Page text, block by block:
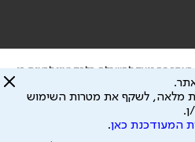
זה נועד להשכלה בלבד ואין לראות בו
לתוכן המתפרסם באתר זה ולכל נזק
להיגרם.
לצורך מתן השרות וכי חלק ממנו עשוי
בכפוף ל מדיניות הפרטיות
מלאה, לשקף את מטרות השימוש
המעודכנת כאן.